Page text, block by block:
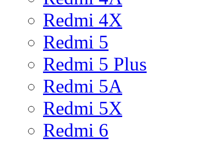
Redmi 4X
Redmi 5
Redmi 5 Plus
Redmi 5A
Redmi 5X
Redmi 6